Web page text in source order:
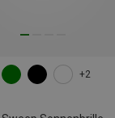
+2